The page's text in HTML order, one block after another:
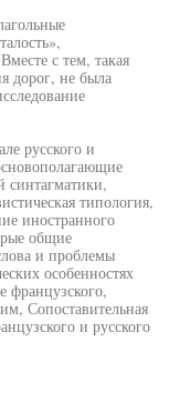
с тем, такая
дорог, не была
русского и
синтагматики,
типология,
иностранного
общие
и проблемы
особенностях
французского,
Сопоставительная
и русского